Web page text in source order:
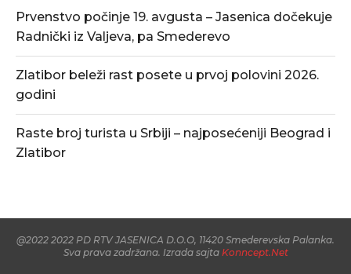
Prvenstvo počinje 19. avgusta – Jasenica dočekuje
Radnički iz Valjeva, pa Smederevo
Zlatibor beleži rast posete u prvoj polovini 2026.
godini
Raste broj turista u Srbiji – najposećeniji Beograd i
Zlatibor
@2022 2022 PD RTV JASENICA D.O.O, 11420 Smederevska Palanka.
Sva prava zadržana. Izrada sajta Konncept.Net